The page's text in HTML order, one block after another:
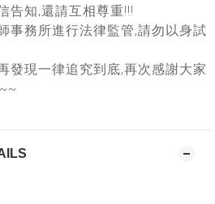
告知,還請互相尊重!!!
事務所進行法律監管,請勿以身試
發現一律追究到底,再次感謝大家